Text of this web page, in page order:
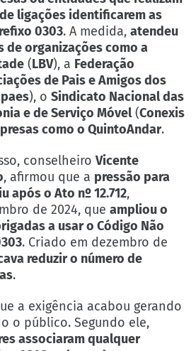
ligações identificarem as
0303. A medida, atendeu
de organizações como a
(LBV), a Federação
de Pais e Amigos dos
), o Sindicato Nacional das
e de Serviço Móvel(Conexis
como o QuintoAndar.
conselheiro Vicente
, afirmou que a pressão para
após o Ato nº 12.712,
de 2024, que ampliou o
a usar o Código Não
. Criado em dezembro de
reduzir o número de
.
a exigência acabou gerando
o público. Segundo ele,
associaram qualquer